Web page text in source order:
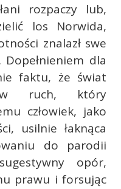
rozpaczy lub,
los Norwida,
znalazł swe
dla
faktu, że świat
w ruch, który
człowiek, jako
usilnie łaknąca
do parodii
opór,
prawu i forsując